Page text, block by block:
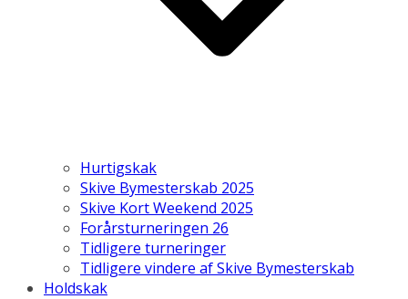
Hurtigskak
Skive Bymesterskab 2025
Skive Kort Weekend 2025
Forårsturneringen 26
Tidligere turneringer
Tidligere vindere af Skive Bymesterskab
Holdskak